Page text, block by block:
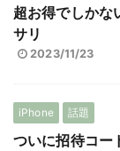
超お得でしかな
サリ
2023/11/23
iPhone 話題
ついに招待コー